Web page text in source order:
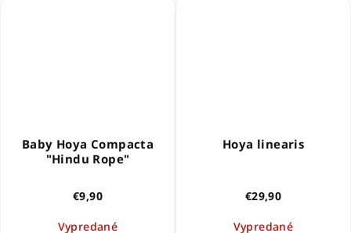
Baby Hoya Compacta
"Hindu Rope"
€9,90
Vypredané
Hoya linearis
€29,90
Vypredané